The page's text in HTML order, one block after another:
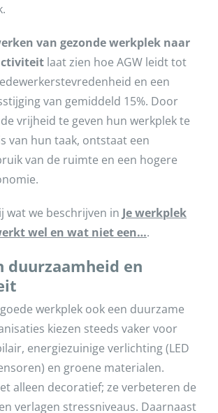
van gezonde werkplek naar
laat zien hoe AGW leidt tot
en een
van gemiddeld 15%. Door
vrijheid te geven hun werkplek te
van hun taak, ontstaat een
van de ruimte en een hogere
wat we beschrijven in Je werkplek
wel en wat niet een….
duurzaamheid en
werkplek ook een duurzame
kiezen steeds vaker voor
energiezuinige verlichting (LED
en groene materialen.
alleen decoratief; ze verbeteren de
verlagen stressniveaus. Daarnaast